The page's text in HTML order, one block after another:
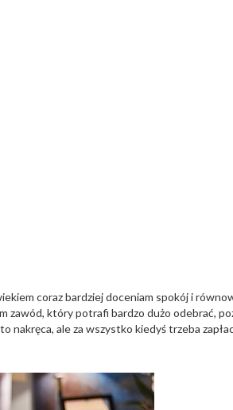
coraz bardziej doceniam spokój i
zawód, który potrafi bardzo dużo odebrać,
nakręca, ale za wszystko kiedyś trzeba